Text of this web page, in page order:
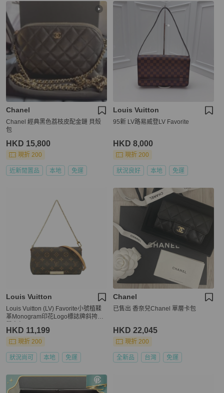
Chanel
Chanel 經典黑色荔枝皮配金鏈 貝殼
包
HKD 15,800
現折 200
近新閒置品 本地 免運
Louis Vuitton
95新 LV路易威登LV Favorite
HKD 8,000
現折 200
狀況良好 本地 免運
Louis Vuitton
Louis Vuitton (LV) Favorite小號植鞣
革Monogram印花Logo標誌牌斜挎包
HKD 11,199
現折 200
狀況尚可 本地 免運
Chanel
已售出 香奈兒Chanel 單層卡包
HKD 22,045
現折 200
全新品 台灣 免運